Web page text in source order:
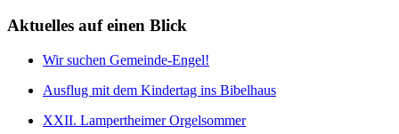
Aktuelles auf einen Blick
Wir suchen Gemeinde-Engel!
Ausflug mit dem Kindertag ins Bibelhaus
XXII. Lampertheimer Orgelsommer